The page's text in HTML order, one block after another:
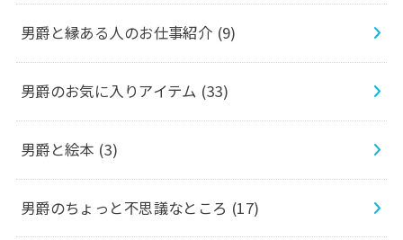
男爵と縁ある人のお仕事紹介 (9)
男爵のお気に入りアイテム (33)
男爵と絵本 (3)
男爵のちょっと不思議なところ (17)